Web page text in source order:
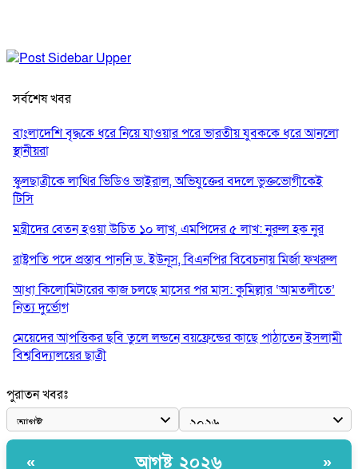
সর্বশেষ খবর
বাংলাদেশি বৃদ্ধকে ধরে নিয়ে যাওয়ার পরে ভারতীয় যুবককে ধরে আনলো
স্থানীয়রা
স্কুলছাত্রীকে লাথির ভিডিও ভাইরাল, অভিযুক্তের বদলে ভুক্তভোগীকেই
টিসি
মন্ত্রীদের বেতন হওয়া উচিত ১০ লাখ, এমপিদের ৫ লাখ: নুরুল হক নুর
রাষ্ট্রপতি পদে প্রস্তাব পাননি ড. ইউনূস, বিএনপির বিবেচনায় মির্জা ফখরুল
আধা কিলোমিটারের কাজ চলছে মাসের পর মাস: কুমিল্লার ‘আমতলীতে’
নিত্য দুর্ভোগ
মেয়েদের আপত্তিকর ছবি তুলে লন্ডনে বয়ফ্রেন্ডের কাছে পাঠাতেন ইসলামী
বিশ্ববিদ্যালয়ের ছাত্রী
পুলিশকে পিটিয়ে রক্তাক্ত করেছি এ দৃশ্য কি আপনারা দেখেননি: এনসিপি
নেতা
পাঁচ দেশি মাছে মিলল মাইক্রোপ্লাস্টিক, সবচেয়ে বেশি কই মাছে
বাংলাদেশী কর্মীদের আকামা নিয়ে বড় সুখবর দিলো সৌদি সরকার
পুরাতন খবরঃ
« আগষ্ট ২০২৬ »